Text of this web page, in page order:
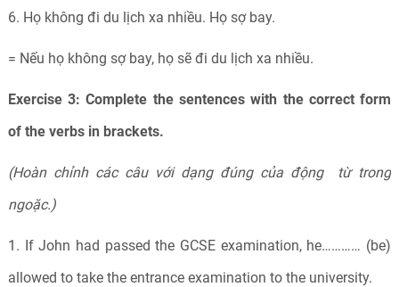
6. Họ không đi du lịch xa nhiều. Họ sợ bay.
= Nếu họ không sợ bay, họ sẽ đi du lịch xa nhiều.
Exercise 3: Complete the sentences with the correct form
of the verbs in brackets.
(Hoàn chỉnh các câu với dạng đúng của động từ trong
ngoặc.)
1. If John had passed the GCSE examination, he………… (be)
allowed to take the entrance examination to the university.